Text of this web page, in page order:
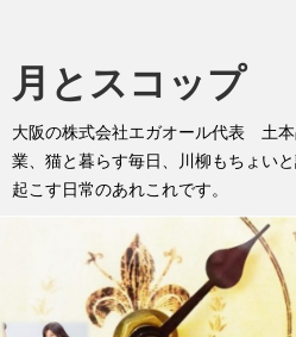
月とスコップ
大阪の株式会社エガオール代表 土
業、猫と暮らす毎日、川柳もちょい
起こす日常のあれこれです。